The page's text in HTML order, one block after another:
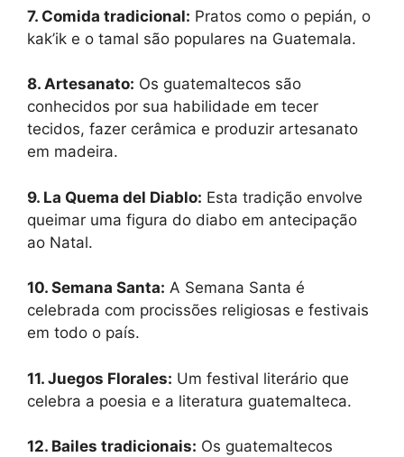
7. Comida tradicional: Pratos como o pepián, o
kak’ik e o tamal são populares na Guatemala.
8. Artesanato: Os guatemaltecos são
conhecidos por sua habilidade em tecer
tecidos, fazer cerâmica e produzir artesanato
em madeira.
9. La Quema del Diablo: Esta tradição envolve
queimar uma figura do diabo em antecipação
ao Natal.
10. Semana Santa: A Semana Santa é
celebrada com procissões religiosas e festivais
em todo o país.
11. Juegos Florales: Um festival literário que
celebra a poesia e a literatura guatemalteca.
12. Bailes tradicionais: Os guatemaltecos